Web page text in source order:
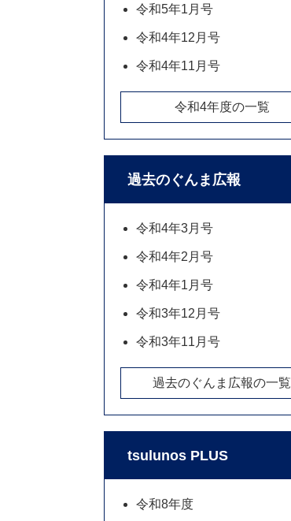
令和5年1月号
令和4年12月号
令和4年11月号
令和4年度の一覧
過去のぐんま広報
令和4年3月号
令和4年2月号
令和4年1月号
令和3年12月号
令和3年11月号
過去のぐんま広報の一覧
tsulunos PLUS
令和8年度